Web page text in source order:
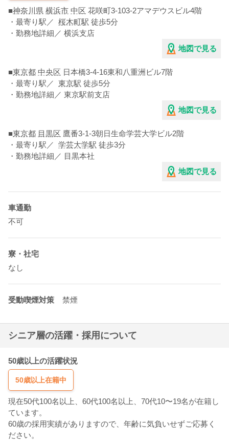
■神奈川県 横浜市 中区 花咲町3-103-2アマデウスビル4階
・最寄り駅／ 桜木町駅 徒歩5分
・勤務地詳細／ 横浜支店
地図で見る
■東京都 中央区 日本橋3-4-16東和八重洲ビル7階
・最寄り駅／ 東京駅 徒歩5分
・勤務地詳細／ 東京駅前支店
地図で見る
■東京都 目黒区 鷹番3-1-3朝日生命学芸大学ビル2階
・最寄り駅／ 学芸大学駅 徒歩3分
・勤務地詳細／ 目黒本社
地図で見る
車通勤
不可
寮・社宅
なし
受動喫煙対策 禁煙
シニア層の活躍・採用について
50歳以上の活躍状況
50歳以上在籍中
現在50代100名以上、60代100名以上、70代10〜19名が在籍し
ています。
60歳の採用実績がありますので、年齢に気負いせずご応募く
ださい。